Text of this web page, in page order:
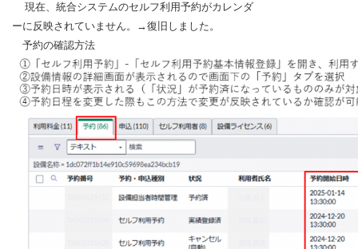
現在、統合システムのセルフ利用予約がカレンダ
ーに反映されていません。→復旧しました。
予約の確認方法